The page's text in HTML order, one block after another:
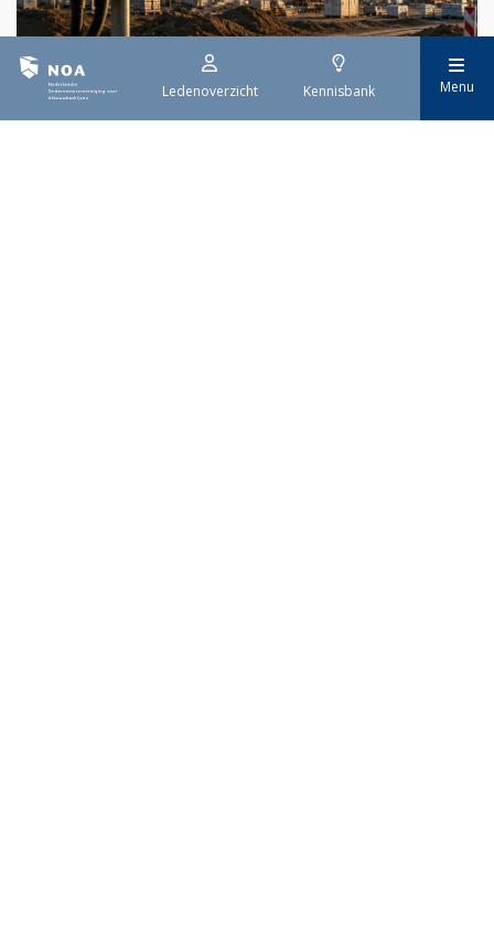
Ledenoverzicht Kennisbank Menu
29 juli 2026
Stroomaansluiting bouwprojecten